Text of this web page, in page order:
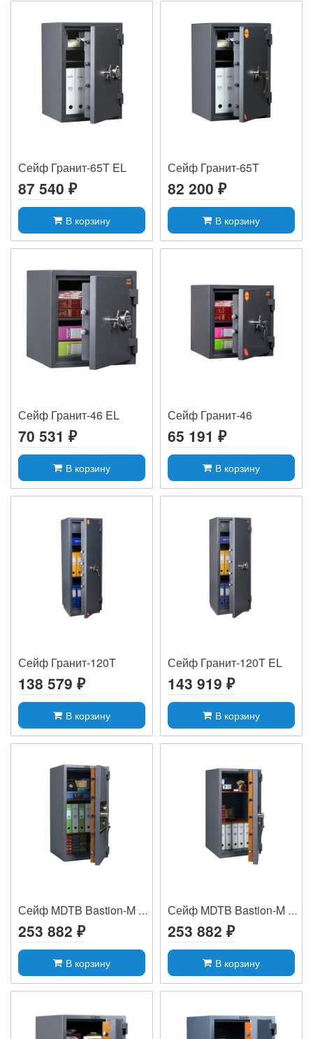
Сейф Гранит-65T EL
87 540 ₽
В корзину
Сейф Гранит-65T
82 200 ₽
В корзину
Сейф Гранит-46 EL
70 531 ₽
В корзину
Сейф Гранит-46
65 191 ₽
В корзину
Сейф Гранит-120T
138 579 ₽
В корзину
Сейф Гранит-120T EL
143 919 ₽
В корзину
Сейф MDTB Bastion-M 99 EK
253 882 ₽
В корзину
Сейф MDTB Bastion-M 99 2K
253 882 ₽
В корзину